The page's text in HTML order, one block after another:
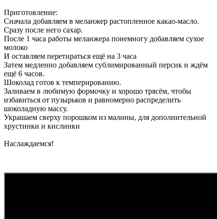
Приготовление:
Сначала добавляем в меланжер растопленное какао-масло.
Сразу после него сахар.
После 1 часа работы меланжера понемногу добавляем сухое
молоко
И оставляем перетираться ещё на 3 часа
Затем медленно добавляем сублимированный персик и ждём
ещё 6 часов.
Шоколад готов к темперированию.
Заливаем в любимую формочку и хорошо трясём, чтобы
избавиться от пузырьков и равномерно распределить
шоколадную массу.
Украшаем сверху порошком из малины, для дополнительной
хрустинки и кислинки
Наслаждаемся!